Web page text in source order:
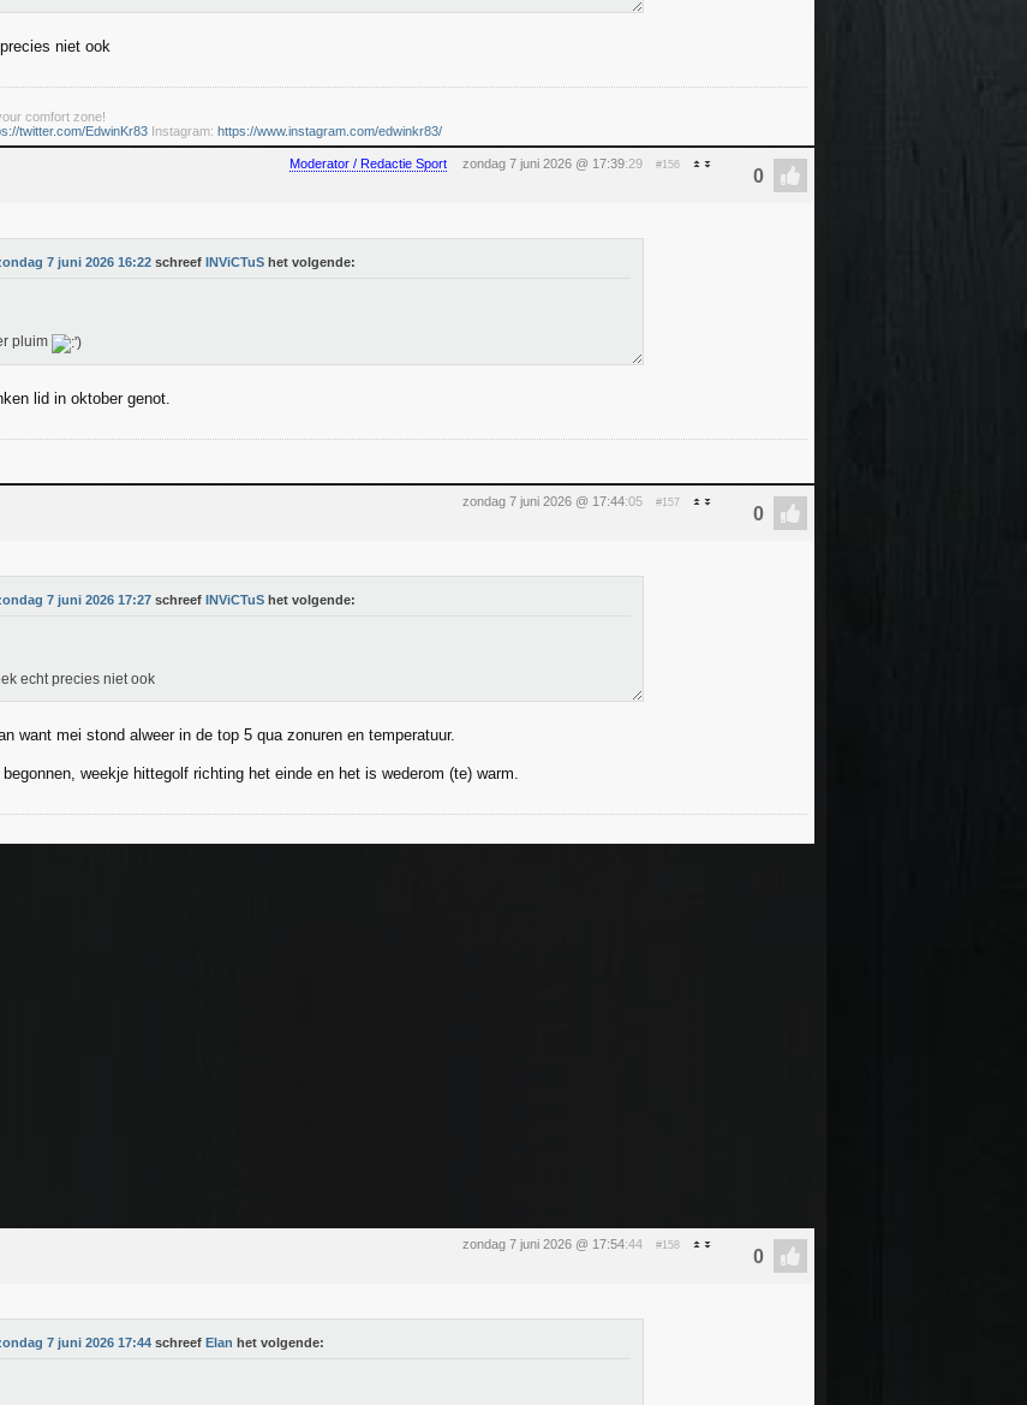
niet ook
comfort zone!
twitter.com/EdwinKr83 Instagram: https://www.instagram.com/edwinkr83/
Moderator / Redactie Sport zondag 7 juni 2026 @ 17:39:29 #156
7 juni 2026 16:22 schreef INViCTuS het volgende:
pluim
lid in oktober genot.
zondag 7 juni 2026 @ 17:44:05 #157
7 juni 2026 17:27 schreef INViCTuS het volgende:
echt precies niet ook
want mei stond alweer in de top 5 qua zonuren en temperatuur.
weekje hittegolf richting het einde en het is wederom (te) warm.
zondag 7 juni 2026 @ 17:54:44 #158
7 juni 2026 17:44 schreef Elan het volgende: